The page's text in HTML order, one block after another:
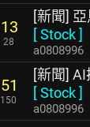
13
28
[新聞]
[Stock]
a0808996
51
150
[新聞]
[Stock]
a0808996